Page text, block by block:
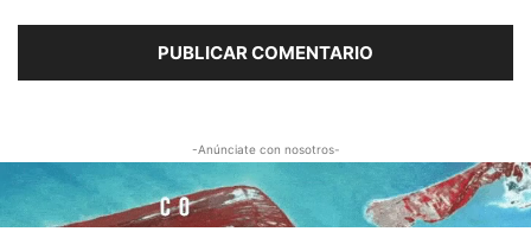
-Anúnciate con nosotros-